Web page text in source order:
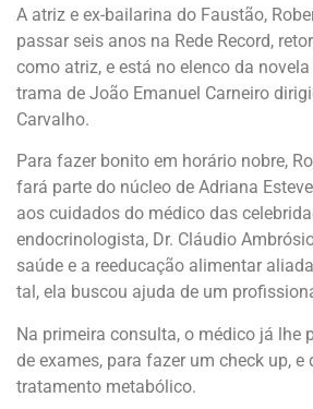
A atriz e ex-bailarina do Faustão,
passar seis anos na Rede Record,
como atriz, e está no elenco da novela
trama de João Emanuel Carneiro
Carvalho.
Para fazer bonito em horário nobre,
fará parte do núcleo de Adriana
aos cuidados do médico das
endocrinologista, Dr. Cláudio
saúde e a reeducação alimentar
tal, ela buscou ajuda de um
Na primeira consulta, o médico já lhe
de exames, para fazer um check up, e
tratamento metabólico.